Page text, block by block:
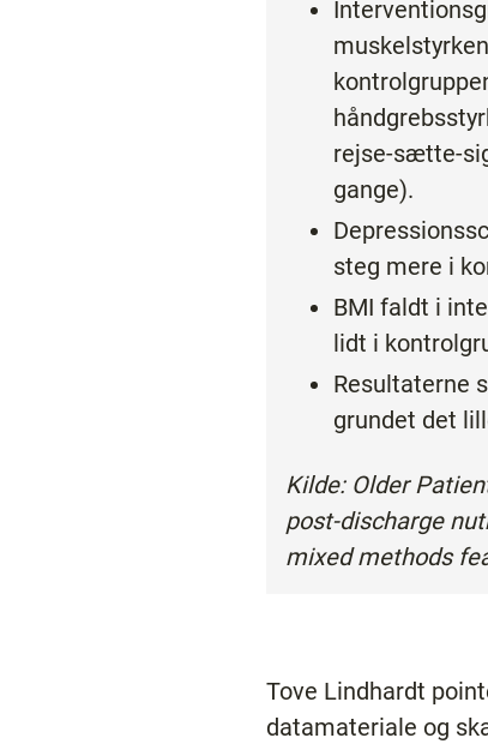
rejse-sætte-
gange).
steg mere i
BMI faldt i
lidt i
Resultaterne
grundet det
Kilde: Older
post-discharge
mixed methods
Tove Lindhardt
datamateriale og